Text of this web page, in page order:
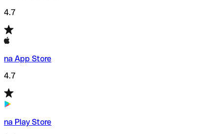
4.7
na App Store
4.7
na Play Store